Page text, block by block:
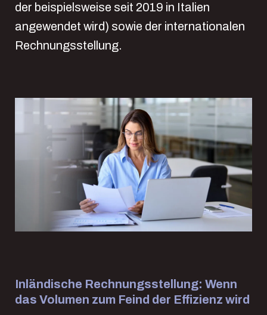
der beispielsweise seit 2019 in Italien
angewendet wird) sowie der internationalen
Rechnungsstellung.
Inländische Rechnungsstellung: Wenn
das Volumen zum Feind der Effizienz wird